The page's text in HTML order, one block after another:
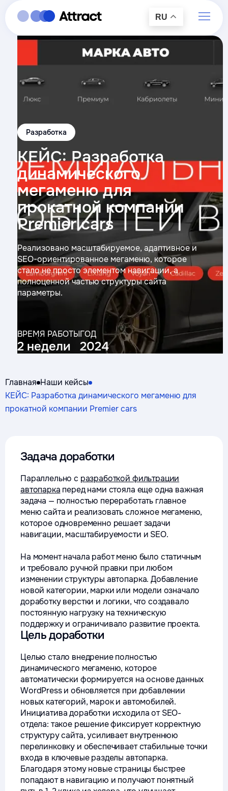
RU
Разработка
КЕЙС: Разработка
динамического
мегаменю для
прокатной компании
Premier cars
Реализовано масштабируемое, адаптивное и
SEO-ориентированное мегаменю, которое
стало не просто элементом навигации, а
полноценной частью структуры сайта
параметры.
ВРЕМЯ РАБОТЫ
2 недели
ГОД
2024
Главная Наши кейсы
КЕЙС: Разработка динамического мегаменю для
прокатной компании Premier cars
Задача доработки
Параллельно с разработкой фильтрации
автопарка перед нами стояла еще одна важная
задача — полностью переработать главное
меню сайта и реализовать сложное мегаменю,
которое одновременно решает задачи
навигации, масштабируемости и SEO.
На момент начала работ меню было статичным
и требовало ручной правки при любом
изменении структуры автопарка. Добавление
новой категории, марки или модели означало
доработку верстки и логики, что создавало
постоянную нагрузку на техническую
поддержку и ограничивало развитие проекта.
Цель доработки
Целью стало внедрение полностью
динамического мегаменю, которое
автоматически формируется на основе данных
WordPress и обновляется при добавлении
новых категорий, марок и автомобилей.
Инициатива доработки исходила от SEO-
отдела: такое решение фиксирует корректную
структуру сайта, усиливает внутреннюю
перелинковку и обеспечивает стабильные точки
входа в ключевые разделы автопарка.
Благодаря этому новые страницы быстрее
попадают в навигацию и получают понятный